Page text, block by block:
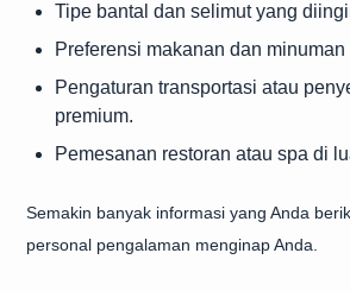
Tipe bantal dan selimut yang
Preferensi makanan dan
Pengaturan transportasi atau
premium.
Pemesanan restoran atau spa di
Semakin banyak informasi yang Anda
personal pengalaman menginap Anda.